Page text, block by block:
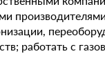
работать с